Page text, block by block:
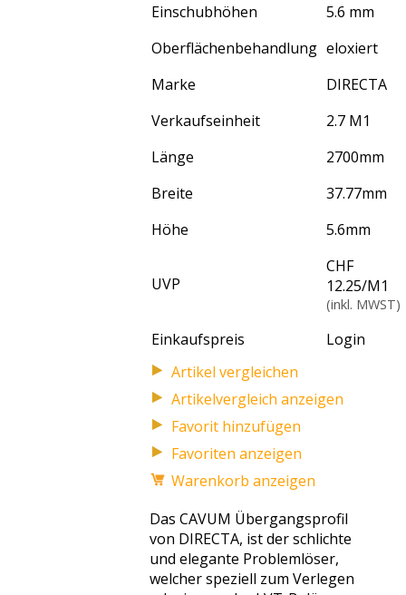
Einschubhöhen
5.6 mm
Oberflächenbehandlung eloxiert
Marke
DIRECTA
Verkaufseinheit
2.7 M1
Länge
2700mm
Breite
37.77mm
Höhe
5.6mm
UVP
CHF
12.25/M1
(inkl. MWST)
Einkaufspreis Login
Artikelvergleich anzeigen
Favoriten anzeigen
Warenkorb anzeigen
Das CAVUM Übergangsprofil
von DIRECTA, ist der schlichte
und elegante Problemlöser,
welcher speziell zum Verlegen